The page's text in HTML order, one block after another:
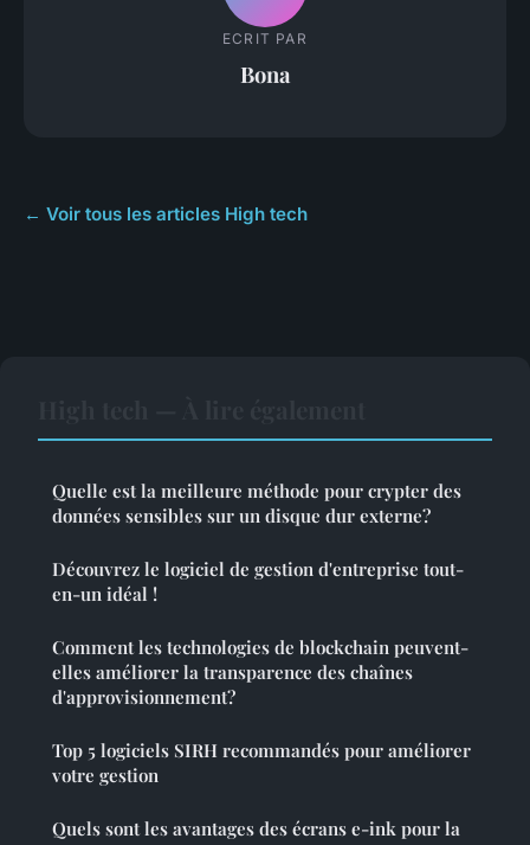
ECRIT PAR
Bona
← Voir tous les articles High tech
Quelle est la meilleure méthode pour crypter des
données sensibles sur un disque dur externe?
Découvrez le logiciel de gestion d'entreprise tout-
en-un idéal !
Comment les technologies de blockchain peuvent-
elles améliorer la transparence des chaînes
d'approvisionnement?
Top 5 logiciels SIRH recommandés pour améliorer
votre gestion
Quels sont les avantages des écrans e-ink pour la